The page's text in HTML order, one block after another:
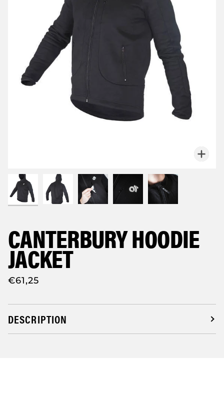
CANTERBURY HOODIE
JACKET
€61,25
DESCRIPTION